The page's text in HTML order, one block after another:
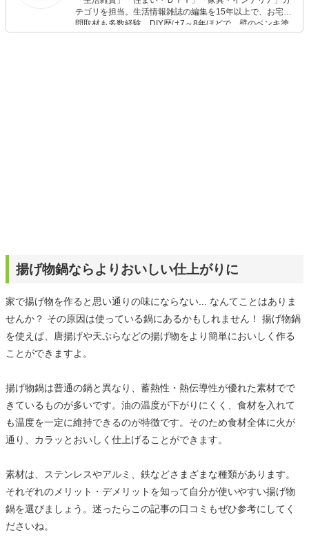
テゴリを担当。生活情報雑誌の編集を15年以上で、お宅訪
問取材も多数経験。DIY歴は7～8年ほどで、壁のペンキ塗
りや壁紙チェンジなどもチャレンジ済み。初心者でもモノ
揚げ物鍋ならよりおいしい仕上がりに
家で揚げ物を作ると思い通りの味にならない... なんてことはありま
せんか？ その原因は使っている鍋にあるかもしれません！ 揚げ物鍋
を使えば、唐揚げや天ぷらなどの揚げ物をより簡単においしく作る
ことができますよ。
揚げ物鍋は普通の鍋と異なり、蓄熱性・熱伝導性が優れた素材でで
きているものが多いです。油の温度が下がりにくく、食材を入れて
も温度を一定に維持できるのが特徴です。そのため食材全体に火が
通り、カラッとおいしく仕上げることができます。
素材は、ステンレスやアルミ、鉄などさまざまな種類があります。
それぞれのメリット・デメリットを知って自分が使いやすい揚げ物
鍋を選びましょう。迷ったらこの記事の口コミもぜひ参考にしてく
ださいね。